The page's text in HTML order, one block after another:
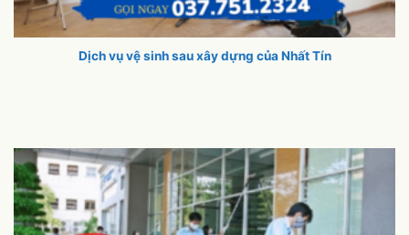
Dịch vụ vệ sinh sau xây dựng của Nhất Tín